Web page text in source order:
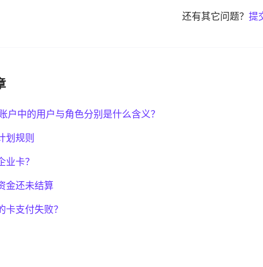
还有其它问题？ 提
户中的用户与角色分别是什么含义？
划规则
业卡？
金还未结算
卡支付失败？